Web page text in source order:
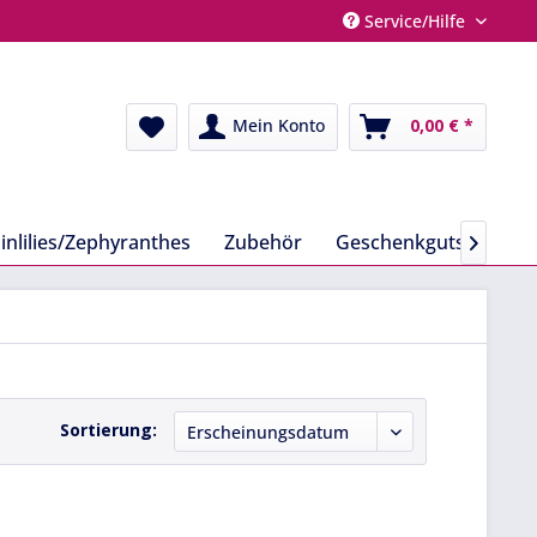
Service/Hilfe
Mein Konto 0,00 € *
Zephyranthes Zubehör Geschenkgutscheine

Sortierung: